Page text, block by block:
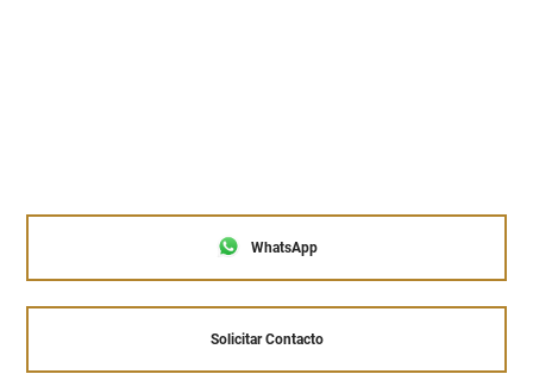
WhatsApp
Solicitar Contacto